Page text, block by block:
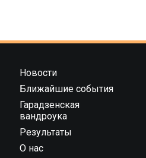
Новости
Ближайшие события
Гарадзенская
вандроука
Результаты
О нас